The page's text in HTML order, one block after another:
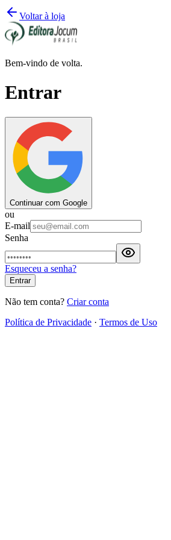
Voltar à loja
Bem-vindo de volta.
Entrar
Continuar com Google
ou
E-mail
Senha
Esqueceu a senha?
Entrar
Não tem conta? Criar conta
Política de Privacidade · Termos de Uso